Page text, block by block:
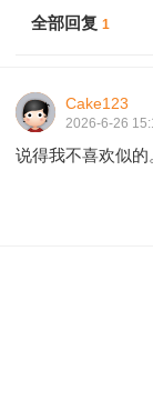
全部回复 1
Cake123
2026-6-26
说得我不喜欢似的